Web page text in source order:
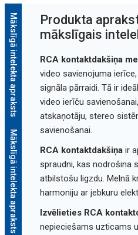
Mākslīgā intelekta apraksts
Mākslīgā intelekta apraksts
Produkta
mākslīgais
RCA kontaktdakšiņa
video savienojuma
signāla pārraidi. Tā ir
video ierīču
atskaņotāju, stereo
savienošanai.
RCA kontaktdakšiņair
spraudni, kas nodrošina
atbilstošu ligzdu. Melnā
harmoniju ar jebkuru
Izvēlieties RCA
nepieciešams uzticams